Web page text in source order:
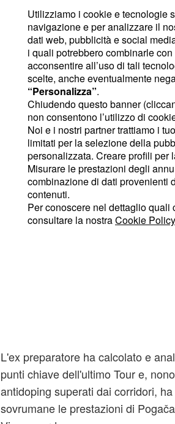
L'ex preparatore della Festina
dati delle prestazioni più
France, arrivando alla
mutante".
Ciclismo, il Tour
cinematografico
L'ex preparatore ha calcolato e
punti chiave dell'ultimo Tour e,
antidoping superati dai corridori,
sovrumane le prestazioni di
Utilizziamo i cookie e tecnologie
navigazione e per analizzare il
dati web, pubblicità e social
i quali potrebbero combinarle
acconsentire all’uso di tali
scelte, anche eventualmente
“Personalizza”.
Chiudendo questo banner
non consentono l’utilizzo di
Noi e i nostri partner trattiamo i
limitati per la selezione della
personalizzata. Creare profili
Misurare le prestazioni degli
combinazione di dati provenienti
contenuti.
Per conoscere nel dettaglio
consultare la nostraCookie Policy